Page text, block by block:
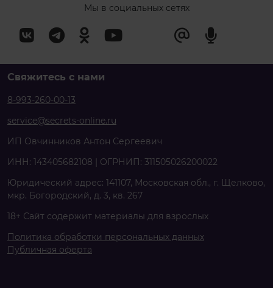
Мы в социальных сетях
Свяжитесь с нами
8-993-260-00-13
service@secrets-online.ru
ИП Овчинников Антон Сергеевич
ИНН: 143405682108 | ОГРНИП: 311505026200022
Юридический адрес: 141107, Московская обл., г. Щелково,
мкр. Богородский, д. 3, кв. 267
18+ Сайт содержит материалы для взрослых
Политика обработки персональных данных
Публичная оферта